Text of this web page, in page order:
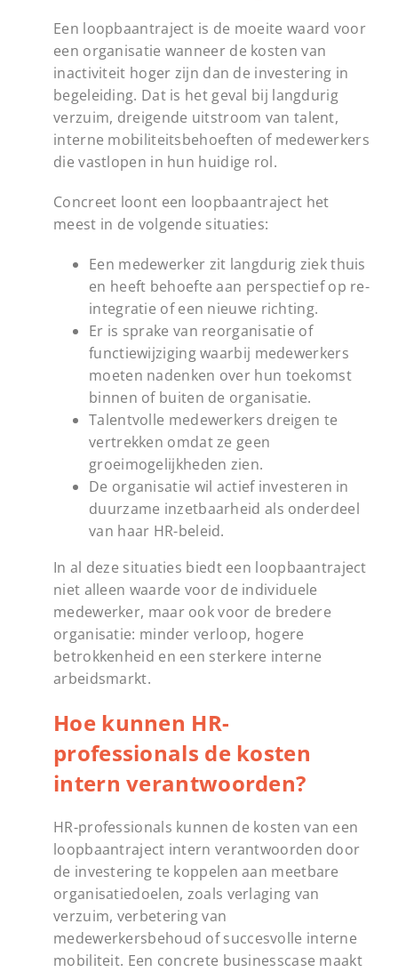
Een loopbaantraject is de moeite waard voor
een organisatie wanneer de kosten van
inactiviteit hoger zijn dan de investering in
begeleiding. Dat is het geval bij langdurig
verzuim, dreigende uitstroom van talent,
interne mobiliteitsbehoeften of medewerkers
die vastlopen in hun huidige rol.
Concreet loont een loopbaantraject het
meest in de volgende situaties:
Een medewerker zit langdurig ziek thuis
en heeft behoefte aan perspectief op re-
integratie of een nieuwe richting.
Er is sprake van reorganisatie of
functiewijziging waarbij medewerkers
moeten nadenken over hun toekomst
binnen of buiten de organisatie.
Talentvolle medewerkers dreigen te
vertrekken omdat ze geen
groeimogelijkheden zien.
De organisatie wil actief investeren in
duurzame inzetbaarheid als onderdeel
van haar HR-beleid.
In al deze situaties biedt een loopbaantraject
niet alleen waarde voor de individuele
medewerker, maar ook voor de bredere
organisatie: minder verloop, hogere
betrokkenheid en een sterkere interne
arbeidsmarkt.
Hoe kunnen HR-
professionals de kosten
intern verantwoorden?
HR-professionals kunnen de kosten van een
loopbaantraject intern verantwoorden door
de investering te koppelen aan meetbare
organisatiedoelen, zoals verlaging van
verzuim, verbetering van
medewerkersbehoud of succesvolle interne
mobiliteit. Een concrete businesscase maakt